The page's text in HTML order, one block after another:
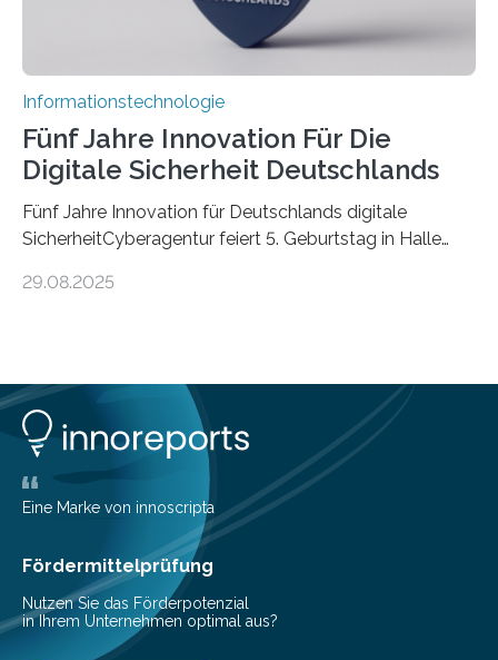
Informationstechnologie
Fünf Jahre Innovation Für Die
Digitale Sicherheit Deutschlands
Fünf Jahre Innovation für Deutschlands digitale
SicherheitCyberagentur feiert 5. Geburtstag in Halle
ErfolgeDie Agentur für Innovation in der
Forschungsarbeit, politischen Grußworten und der
feierlichen Preisverleihung des Ideenwettbewerbs
HAL2025 wurde das Jubiläum zu einem Zeichen für
Deutschlands digitale Souveränität von übermorgen.
Mit einer festlichen Veranstaltung beging die
Cyberagentur ihren 5. Geburtstag. Zahlreiche Gäste…
29.08.2025
Eine Marke von innoscripta
Fördermittelprüfung
Nutzen Sie das Förderpotenzial
in Ihrem Unternehmen optimal aus?